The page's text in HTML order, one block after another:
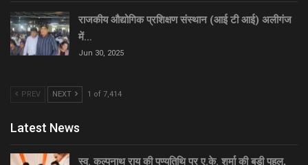
राजकीय औद्योगिक प्रशिक्षण संस्थान (आई टी आई) अलीगंज
में…
Jun 30, 2025
PREV NEXT 1 of 7,414
Latest News
स्व. कल्पनाथ राय की पुण्यतिथि पर ए.के. शर्मा की बड़ी पहल,